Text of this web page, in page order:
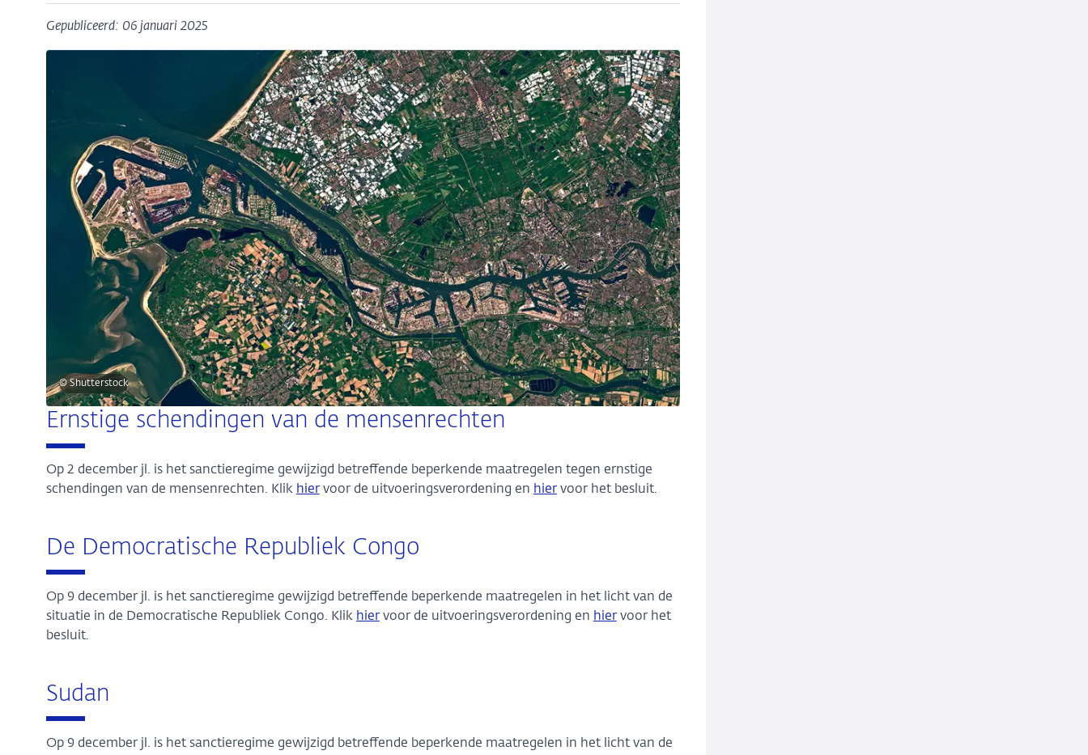
Gepubliceerd: 06 januari 2025
© Shutterstock
Ernstige schendingen van de mensenrechten
Op 2 december jl. is het sanctieregime gewijzigd betreffende beperkende maatregelen tegen ernstige
schendingen van de mensenrechten. Klik hiervoor de uitvoeringsverordening en hiervoor het besluit.
De Democratische Republiek Congo
Op 9 december jl. is het sanctieregime gewijzigd betreffende beperkende maatregelen in het licht van de
situatie in de Democratische Republiek Congo. Klik hiervoor de uitvoeringsverordening en hiervoor het
besluit.
Sudan
Op 9 december jl. is het sanctieregime gewijzigd betreffende beperkende maatregelen in het licht van de